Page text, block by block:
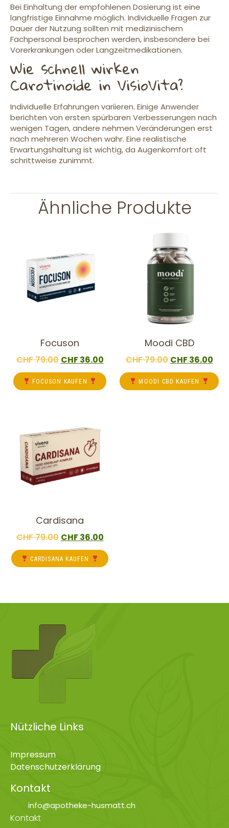
Bei Einhaltung der empfohlenen Dosierung ist eine
langfristige Einnahme möglich. Individuelle Fragen zur
Dauer der Nutzung sollten mit medizinischem
Fachpersonal besprochen werden, insbesondere bei
Vorerkrankungen oder Langzeitmedikationen.
Wie schnell wirken
Carotinoide in VisioVita?
Individuelle Erfahrungen variieren. Einige Anwender
berichten von ersten spürbaren Verbesserungen nach
wenigen Tagen, andere nehmen Veränderungen erst
nach mehreren Wochen wahr. Eine realistische
Erwartungshaltung ist wichtig, da Augenkomfort oft
schrittweise zunimmt.
Ähnliche Produkte
Focuson
CHF79.00 CHF36.00
FOCUSON KAUFEN
Moodi CBD
CHF79.00 CHF36.00
MOODI CBD KAUFEN
Cardisana
CHF79.00 CHF36.00
CARDISANA KAUFEN
Nützliche Links
Impressum
Datenschutzerklärung
Kontakt
info@apotheke-husmatt.ch
Kontakt